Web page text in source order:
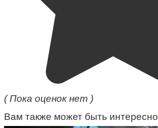
( Пока оценок нет )
Вам также может быть интересно